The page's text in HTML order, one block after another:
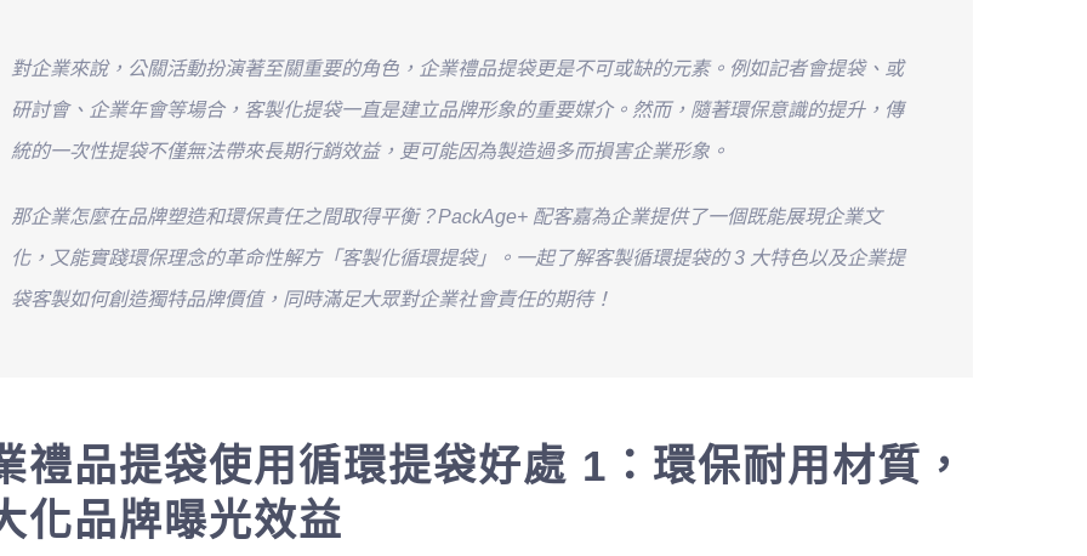
對企業來說，公關活動扮演著至關重要的角色，企業禮品提袋更是不可或缺的元素。例如記者會提袋、或
研討會、企業年會等場合，客製化提袋一直是建立品牌形象的重要媒介。然而，隨著環保意識的提升，傳
統的一次性提袋不僅無法帶來長期行銷效益，更可能因為製造過多而損害企業形象。
那企業怎麼在品牌塑造和環保責任之間取得平衡？PackAge+ 配客嘉為企業提供了一個既能展現企業文
化，又能實踐環保理念的革命性解方「客製化循環提袋」。一起了解客製循環提袋的 3 大特色以及企業提
袋客製如何創造獨特品牌價值，同時滿足大眾對企業社會責任的期待！
禮品提袋使用循環提袋好處 1：環保耐用材質，
化品牌曝光效益